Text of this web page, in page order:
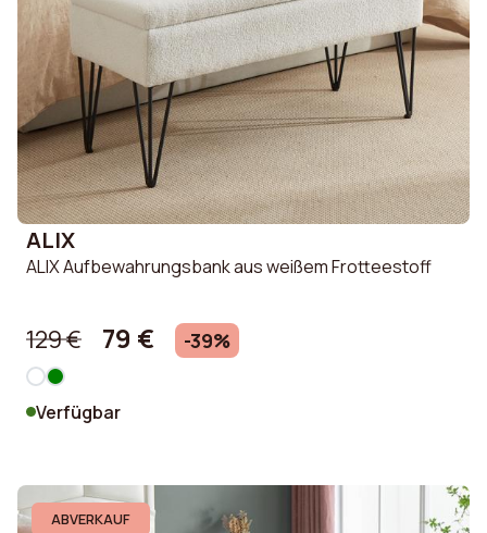
ALIX
ALIX Aufbewahrungsbank aus weißem Frotteestoff
129 € 79 € -39%
Verfügbar
ABVERKAUF